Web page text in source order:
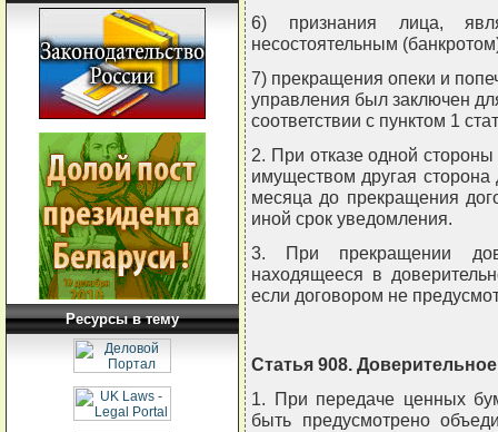
Ресурсы в тему
6) признания лица,
несостоятельным
7) прекращения опеки и
управления был заключен
соответствии с пунктом 1
2. При отказе одной
имуществом другая
месяца до прекращения
иной срок уведомления.
3. При прекращении
находящееся в
если договором не
Статья 908.
1. При передаче ценных
быть предусмотрено